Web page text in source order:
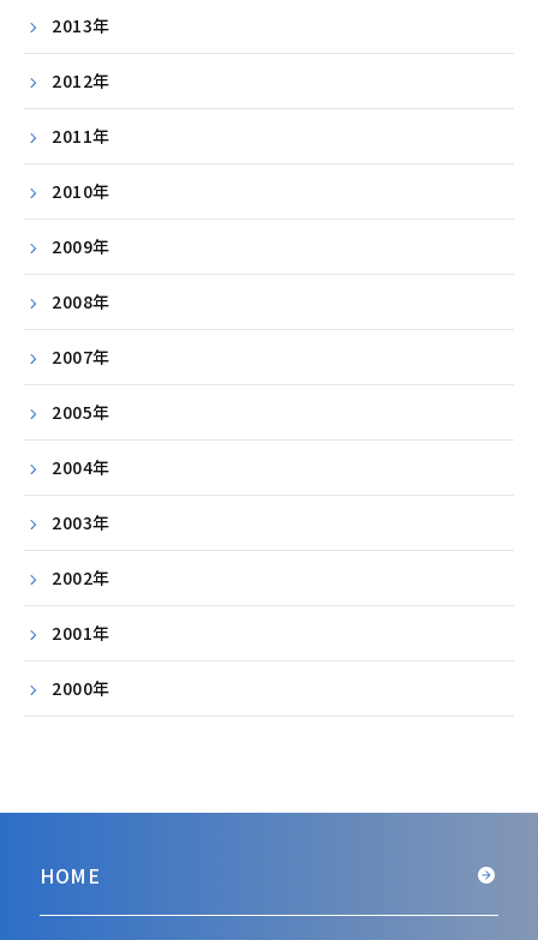
2013年
2012年
2011年
2010年
2009年
2008年
2007年
2005年
2004年
2003年
2002年
2001年
2000年
HOME